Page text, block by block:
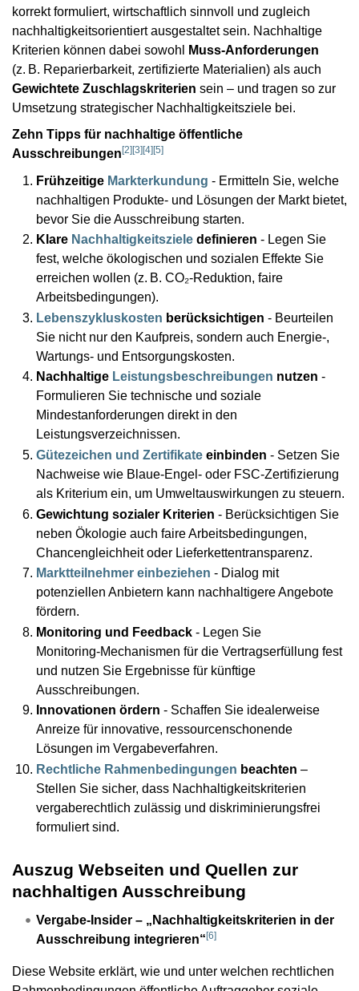
korrekt formuliert, wirtschaftlich sinnvoll und zugleich
nachhaltigkeitsorientiert ausgestaltet sein. Nachhaltige
Kriterien können dabei sowohl
Muss‑Anforderungen
(z. B. Reparierbarkeit, zertifizierte Materialien) als auch
Gewichtete Zuschlagskriterien sein – und tragen so zur
Umsetzung strategischer Nachhaltigkeitsziele bei.
Zehn Tipps für nachhaltige öffentliche
Ausschreibungen [2] [3] [4] [5]
Frühzeitige Markterkundung - Ermitteln Sie, welche
nachhaltigen Produkte‑ und Lösungen der Markt bietet,
bevor Sie die Ausschreibung starten.
Klare Nachhaltigkeitszieledefinieren - Legen Sie
fest, welche ökologischen und sozialen Effekte Sie
erreichen wollen (z. B. CO₂‑Reduktion, faire
Arbeitsbedingungen).
Lebenszykluskosten berücksichtigen - Beurteilen
Sie nicht nur den Kaufpreis, sondern auch Energie‑,
Wartungs‑ und Entsorgungskosten.
Nachhaltige Leistungsbeschreibungen nutzen -
Formulieren Sie technische und soziale
Mindestanforderungen direkt in den
Leistungsverzeichnissen.
Gütezeichen und Zertifikateeinbinden - Setzen Sie
Nachweise wie Blaue‑Engel‑ oder FSC‑Zertifizierung
als Kriterium ein, um Umweltauswirkungen zu steuern.
Gewichtung sozialer Kriterien - Berücksichtigen Sie
neben Ökologie auch faire Arbeitsbedingungen,
Chancengleichheit oder Lieferkettentransparenz.
Marktteilnehmer einbeziehen - Dialog mit
potenziellen Anbietern kann nachhaltigere Angebote
fördern.
Monitoring und Feedback- Legen Sie
Monitoring‑Mechanismen für die Vertragserfüllung fest
und nutzen Sie Ergebnisse für künftige
Ausschreibungen.
Innovationen ördern - Schaffen Sie idealerweise
Anreize für innovative, ressourcenschonende
Lösungen im Vergabeverfahren.
Rechtliche Rahmenbedingungen beachten –
Stellen Sie sicher, dass Nachhaltigkeitskriterien
vergaberechtlich zulässig und diskriminierungsfrei
formuliert sind.
Auszug Webseiten und Quellen zur
nachhaltigen Ausschreibung
Vergabe-Insider – „Nachhaltigkeitskriterien in der
Ausschreibung integrieren“ [6]
Diese Website erklärt, wie und unter welchen rechtlichen